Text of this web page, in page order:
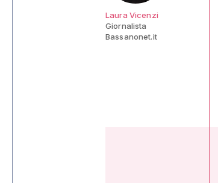
Laura Vicenzi
Giornalista
Bassanonet.it